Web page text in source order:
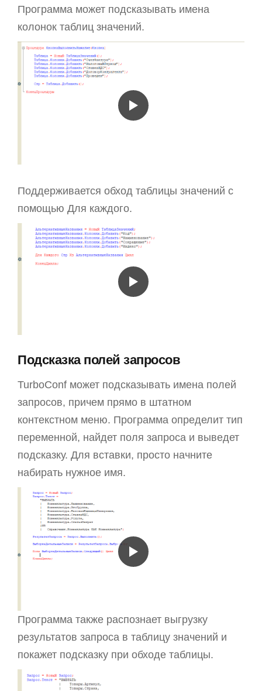
Программа может подсказывать имена
колонок таблиц значений.
Поддерживается обход таблицы значений с
помощью Для каждого.
Подсказка полей запросов
TurboConf может подсказывать имена полей
запросов, причем прямо в штатном
контекстном меню. Программа определит тип
переменной, найдет поля запроса и выведет
подсказку. Для вставки, просто начните
набирать нужное имя.
Программа также распознает выгрузку
результатов запроса в таблицу значений и
покажет подсказку при обходе таблицы.